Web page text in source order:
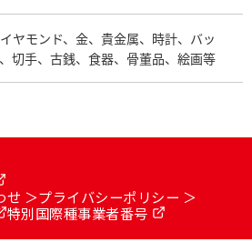
ヤモンド、金、貴金属、時計、バッ
切手、古銭、食器、骨董品、絵画等
せ
プライバシーポリシー
特別国際種事業者番号